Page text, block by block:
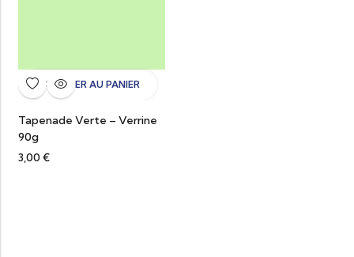
AJOUTER AU PANIER
Tapenade Verte – Verrine
90g
3,00 €